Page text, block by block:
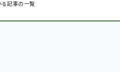
る記事の一覧